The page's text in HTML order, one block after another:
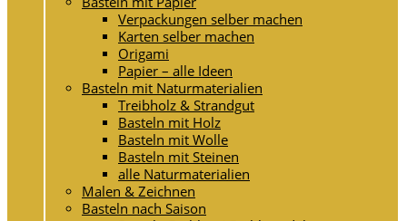
Verpackungen selber machen
Karten selber machen
Origami
Papier – alle Ideen
Basteln mit Naturmaterialien
Treibholz & Strandgut
Basteln mit Holz
Basteln mit Wolle
Basteln mit Steinen
alle Naturmaterialien
Malen & Zeichnen
Basteln nach Saison